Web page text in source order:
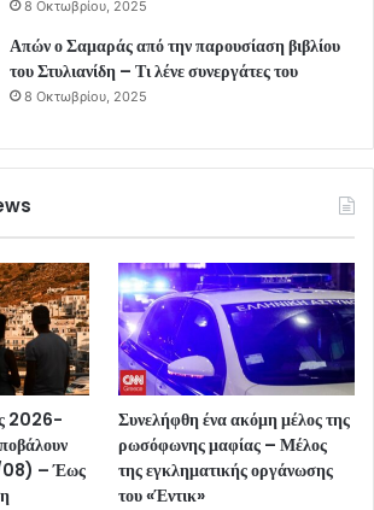
8 Οκτωβρίου, 2025
Απών ο Σαμαράς από την παρουσίαση βιβλίου
του Στυλιανίδη – Τι λένε συνεργάτες του
8 Οκτωβρίου, 2025
2026-
08) – Έως
Συνελήφθη ένα ακόμη μέλος της
ρωσόφωνης μαφίας – Μέλος
της εγκληματικής οργάνωσης
του «Έντικ»